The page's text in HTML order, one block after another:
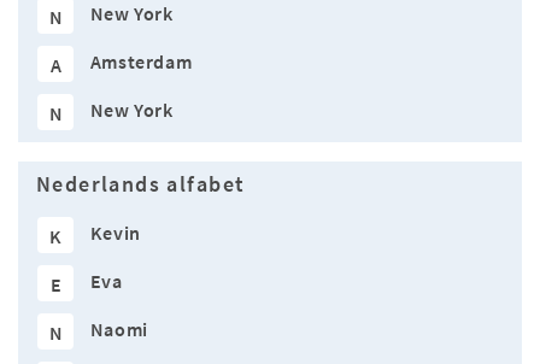
N New York
A Amsterdam
N New York
Nederlands alfabet
K Kevin
E Eva
N Naomi